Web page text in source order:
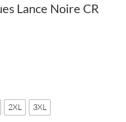
Lance Noire CR
2XL 3XL